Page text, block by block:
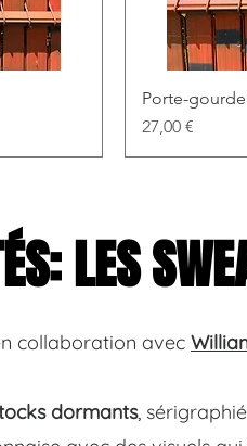
Porte-
Prix
27,00 €
LES
collaboration avec
dormants,